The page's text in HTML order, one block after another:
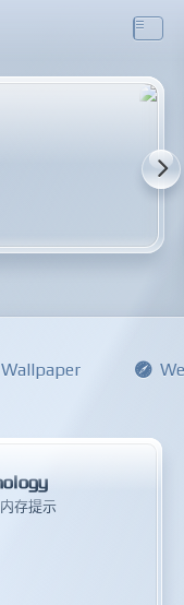
Wallpaper
存提示